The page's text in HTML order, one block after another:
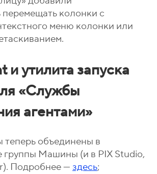
колонки с
меню колонки или
и утилита запуска
«Службы
агентами»
теперь объединены в
группы Машины (и в PIX Studio,
Подробнее — здесь;